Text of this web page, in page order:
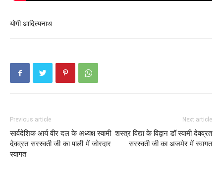
योगी आदित्यनाथ
Previous article
सार्वदेशिक आर्य वीर दल के अध्यक्ष स्वामी
देवव्रत सरस्वती जी का पाली में जोरदार
स्वागत
Next article
शस्त्र विद्या के विद्वान डॉ स्वामी देवव्रत
सरस्वती जी का अजमेर में स्वागत